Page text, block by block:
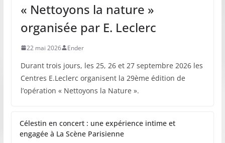
« Nettoyons la nature »
organisée par E. Leclerc
22 mai 2026 Ender
Durant trois jours, les 25, 26 et 27 septembre 2026 les
Centres E.Leclerc organisent la 29ème édition de
l’opération « Nettoyons la Nature ».
Célestin en concert : une expérience intime et
engagée à La Scène Parisienne